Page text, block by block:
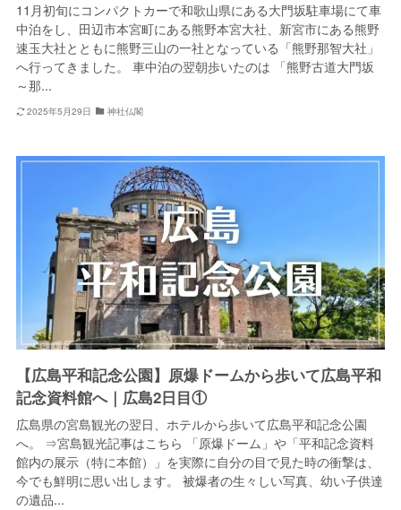
11月初旬にコンパクトカーで和歌山県にある大門坂駐車場にて車
中泊をし、田辺市本宮町にある熊野本宮大社、新宮市にある熊野
速玉大社とともに熊野三山の一社となっている「熊野那智大社」
へ行ってきました。 車中泊の翌朝歩いたのは 「熊野古道大門坂
～那...
2025年5月29日 神社仏閣
【広島平和記念公園】原爆ドームから歩いて広島平和
記念資料館へ｜広島2日目①
広島県の宮島観光の翌日、ホテルから歩いて広島平和記念公園
へ。 ⇒宮島観光記事はこちら 「原爆ドーム」や「平和記念資料
館内の展示（特に本館）」を実際に自分の目で見た時の衝撃は、
今でも鮮明に思い出します。 被爆者の生々しい写真、幼い子供達
の遺品...